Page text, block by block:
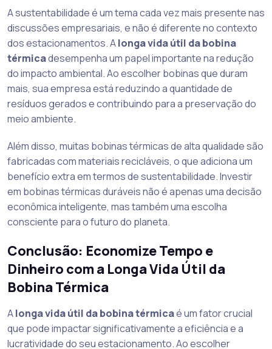
A sustentabilidade é um tema cada vez mais presente nas
discussões empresariais, e não é diferente no contexto
dos estacionamentos. Alonga vida útil da bobina
térmicadesempenha um papel importante na redução
do impacto ambiental. Ao escolher bobinas que duram
mais, sua empresa está reduzindo a quantidade de
resíduos gerados e contribuindo para a preservação do
meio ambiente.
Além disso, muitas bobinas térmicas de alta qualidade são
fabricadas com materiais recicláveis, o que adiciona um
benefício extra em termos de sustentabilidade. Investir
em bobinas térmicas duráveis não é apenas uma decisão
econômica inteligente, mas também uma escolha
consciente para o futuro do planeta.
Conclusão: Economize Tempo e
Dinheiro com a Longa Vida Útil da
Bobina Térmica
Alonga vida útil da bobina térmicaé um fator crucial
que pode impactar significativamente a eficiência e a
lucratividade do seu estacionamento. Ao escolher